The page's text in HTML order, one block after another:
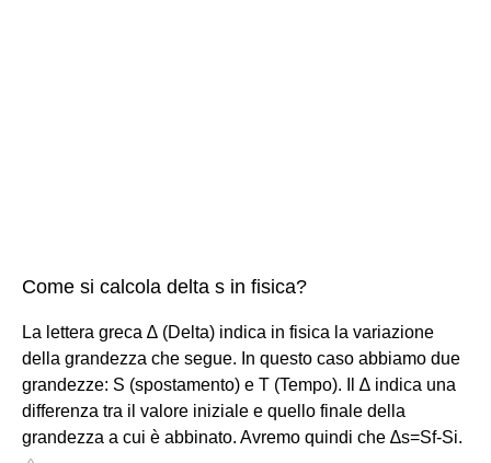
Come si calcola delta s in fisica?
La lettera greca ∆ (Delta) indica in fisica la variazione
della grandezza che segue. In questo caso abbiamo due
grandezze: S (spostamento) e T (Tempo). Il ∆ indica una
differenza tra il valore iniziale e quello finale della
grandezza a cui è abbinato. Avremo quindi che ∆s=Sf-Si.